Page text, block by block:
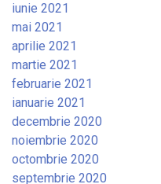
iunie 2021
mai 2021
aprilie 2021
martie 2021
februarie 2021
ianuarie 2021
decembrie 2020
noiembrie 2020
octombrie 2020
septembrie 2020